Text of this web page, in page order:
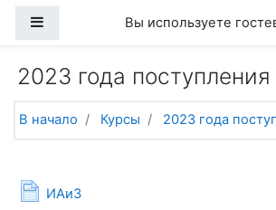
Боковая панельВы используете
2023 года поступления
В начало Курсы 2023 года
Тематический план
Общее
ИАиЗ
Страница